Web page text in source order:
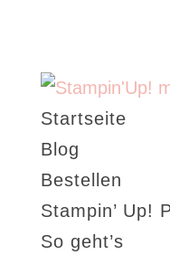
Startseite
Blog
Bestellen
Stampin’ Up!
So geht’s